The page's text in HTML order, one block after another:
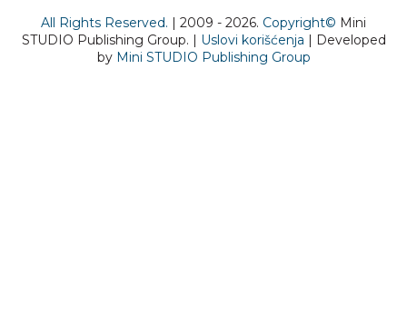
All Rights Reserved. | 2009 - 2026. Copyright© Mini
STUDIO Publishing Group. | Uslovi korišćenja | Developed
by Mini STUDIO Publishing Group